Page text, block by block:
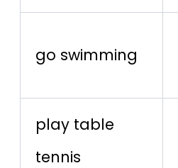
go swimming
play table
tennis